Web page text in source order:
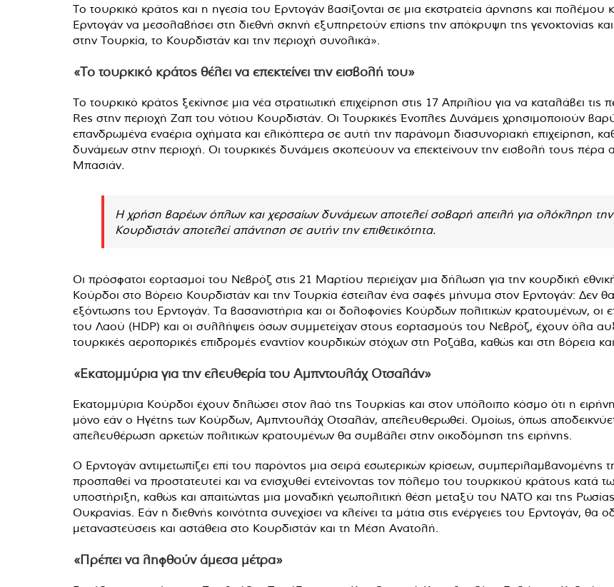
Το τουρκικό κράτος και η ηγεσία του Ερντογάν βασίζονται σε μια εκστρατεία άρνησης και
Ερντογάν να μεσολαβήσει στη διεθνή σκηνή εξυπηρετούν επίσης την απόκρυψη της γενοκτονίας
στην Τουρκία, το Κουρδιστάν και την περιοχή συνολικά».
«Το τουρκικό κράτος θέλει να επεκτείνει την εισβολή του»
Το τουρκικό κράτος ξεκίνησε μια νέα στρατιωτική επιχείρηση στις 17 Απριλίου για να καταλάβει
Res στην περιοχή Ζαπ του νότιου Κουρδιστάν. Οι Τουρκικές Ένοπλες Δυνάμεις χρησιμοποιούν
επανδρωμένα εναέρια οχήματα και ελικόπτερα σε αυτή την παράνομη διασυνοριακή επιχείρηση,
δυνάμεων στην περιοχή. Οι τουρκικές δυνάμεις σκοπεύουν να επεκτείνουν την εισβολή τους πέρα
Μπασιάν.
Η χρήση βαρέων όπλων και χερσαίων δυνάμεων αποτελεί σοβαρή απειλή για ολόκληρη
Κουρδιστάν αποτελεί απάντηση σε αυτήν την επιθετικότητα.
Οι πρόσφατοι εορτασμοί του Νεβρόζ στις 21 Μαρτίου περιείχαν μια δήλωση για την κουρδική
Κούρδοι στο Βόρειο Κουρδιστάν και την Τουρκία έστειλαν ένα σαφές μήνυμα στον Ερντογάν: Δεν
εξόντωσης του Ερντογάν. Τα βασανιστήρια και οι δολοφονίες Κούρδων πολιτικών κρατουμένων, οι
του Λαού (HDP) και οι συλλήψεις όσων συμμετείχαν στους εορτασμούς του Νεβρόζ, έχουν όλα
τουρκικές αεροπορικές επιδρομές εναντίον κουρδικών στόχων στη Ροζάβα, καθώς και στη βόρεια
«Εκατομμύρια για την ελευθερία του Αμπντουλάχ Οτσαλάν»
Εκατομμύρια Κούρδοι έχουν δηλώσει στον λαό της Τουρκίας και στον υπόλοιπο κόσμο ότι η ειρήνη
μόνο εάν ο Ηγέτης των Κούρδων, Αμπντουλάχ Οτσαλάν, απελευθερωθεί. Ομοίως, όπως
απελευθέρωση αρκετών πολιτικών κρατουμένων θα συμβάλει στην οικοδόμηση της ειρήνης.
Ο Ερντογάν αντιμετωπίζει επί του παρόντος μια σειρά εσωτερικών κρίσεων, συμπεριλαμβανομένης
προσπαθεί να προστατευτεί και να ενισχυθεί εντείνοντας τον πόλεμο του τουρκικού κράτους κατά
υποστήριξη, καθώς και απαιτώντας μια μοναδική γεωπολιτική θέση μεταξύ του ΝΑΤΟ και της
Ουκρανίας. Εάν η διεθνής κοινότητα συνεχίσει να κλείνει τα μάτια στις ενέργειες του Ερντογάν, θα
μεταναστεύσεις και αστάθεια στο Κουρδιστάν και τη Μέση Ανατολή.
«Πρέπει να ληφθούν άμεσα μέτρα»